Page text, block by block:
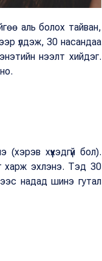
аль болох тайван,
үлдэж, 30 насандаа
нээлт хийдэг.
хүүхэдгүй бол).
харж эхлэнэ. Тэд 30
надад шинэ гутал